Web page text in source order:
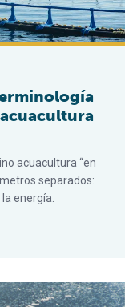
acuacultura “en
separados:
energía.
silvestres necesaria